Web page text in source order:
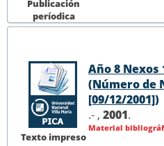
Publicación
períodica
Texto impreso
Año 8 Nexos
(Número de
[09/12/2001])
.- , 2001.
Material